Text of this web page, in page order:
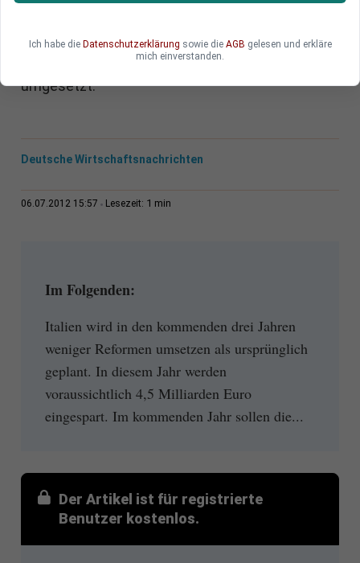
weitreichenden Maßnahmen, die Mario Monti
umgesetzt.
Deutsche Wirtschaftsnachrichten
06.07.2012 15:57 Lesezeit: 1 min
Im Folgenden:
Italien wird in den kommenden drei Jahren
weniger Reformen umsetzen als ursprünglich
geplant. In diesem Jahr werden
voraussichtlich 4,5 Milliarden Euro
eingespart. Im kommenden Jahr sollen die...
Der Artikel ist für registrierte
Benutzer kostenlos.
Ich habe die Datenschutzerklärung sowie die AGB gelesen und erkläre
mich einverstanden.